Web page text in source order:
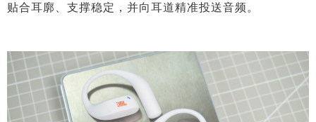
贴合耳廓、支撑稳定，并向耳道精准投送音频。